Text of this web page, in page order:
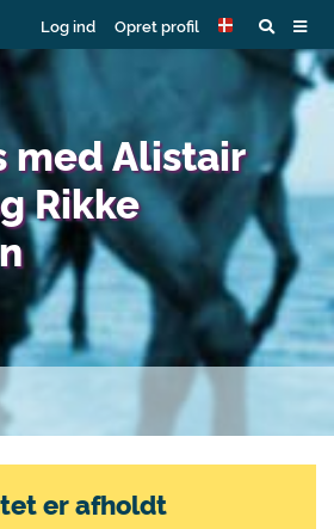
Log ind Opret profil
med Alistair
Rikke
er afholdt